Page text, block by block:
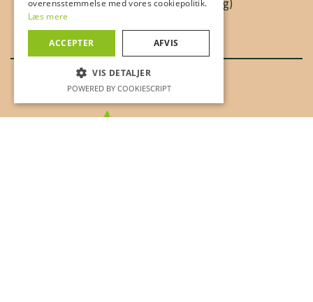
overensstemmelse med vores cookiepolitik.
Læs mere
ACCEPTER AFVIS
VIS DETALJER
YDEEVNE
POWERED BY COOKIESCRIPT